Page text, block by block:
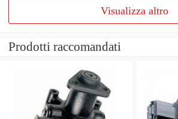
Visualizza altro
Prodotti raccomandati